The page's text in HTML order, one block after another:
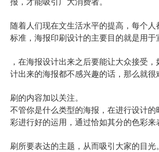
随着人们现在文生活水平的提高，每个人
标准，海报印刷设计的主要目的就是用于
，在海报设计出来之后要能让大众接受
计出来的海报都不感兴趣的话，那么就很
刷的内容加以关注。
不管你是什么类型的海报，在进行设计
彩进行好的运用，通过恰如其分的色彩来
刷所要表达的主题，从而吸引大家的目光。